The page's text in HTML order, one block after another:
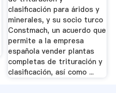
clasificación para áridos y
minerales, y su socio turco
Constmach, un acuerdo que
permite a la empresa
española vender plantas
completas de trituración y
clasificación, así como ...